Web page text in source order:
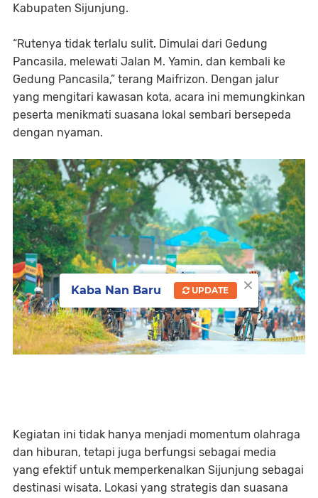
Kabupaten Sijunjung.
“Rutenya tidak terlalu sulit. Dimulai dari Gedung
Pancasila, melewati Jalan M. Yamin, dan kembali ke
Gedung Pancasila,” terang Maifrizon. Dengan jalur
yang mengitari kawasan kota, acara ini memungkinkan
peserta menikmati suasana lokal sembari bersepeda
dengan nyaman.
Kegiatan ini tidak hanya menjadi momentum olahraga
dan hiburan, tetapi juga berfungsi sebagai media
yang efektif untuk memperkenalkan Sijunjung sebagai
destinasi wisata. Lokasi yang strategis dan suasana
×
Kaba Nan Baru UPDATE